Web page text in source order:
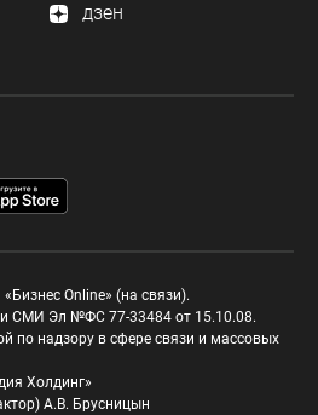
дзен
Online» (на связи).
СМИ Эл №ФС 77-33484 от 15.10.08.
по надзору в сфере связи и массовых
Холдинг»
А.В. Брусницын